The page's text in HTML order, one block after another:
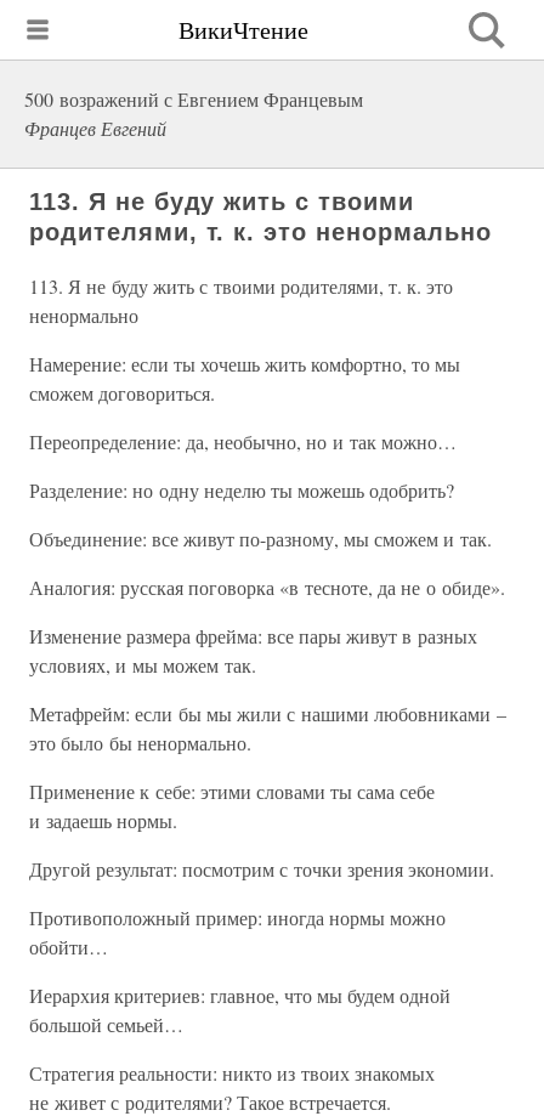
ВикиЧтение
500 возражений с Евгением Францевым
Францев Евгений
113. Я не буду жить с твоими
родителями, т. к. это ненормально
113. Я не буду жить с твоими родителями, т. к. это
ненормально
Намерение: если ты хочешь жить комфортно, то мы
сможем договориться.
Переопределение: да, необычно, но и так можно…
Разделение: но одну неделю ты можешь одобрить?
Объединение: все живут по-разному, мы сможем и так.
Аналогия: русская поговорка «в тесноте, да не о обиде».
Изменение размера фрейма: все пары живут в разных
условиях, и мы можем так.
Метафрейм: если бы мы жили с нашими любовниками –
это было бы ненормально.
Применение к себе: этими словами ты сама себе
и задаешь нормы.
Другой результат: посмотрим с точки зрения экономии.
Противоположный пример: иногда нормы можно
обойти…
Иерархия критериев: главное, что мы будем одной
большой семьей…
Стратегия реальности: никто из твоих знакомых
не живет с родителями? Такое встречается.